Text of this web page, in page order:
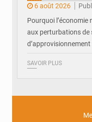
6 août 2026
Pourquoi l’économie
aux perturbations de
d’approvisionnement
SAVOIR PLUS